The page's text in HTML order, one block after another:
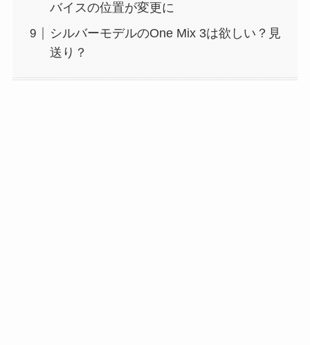
バイスの位置が変更に
シルバーモデルのOne Mix 3は欲しい？見
送り？